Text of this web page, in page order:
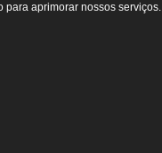
para aprimorar nossos serviços.